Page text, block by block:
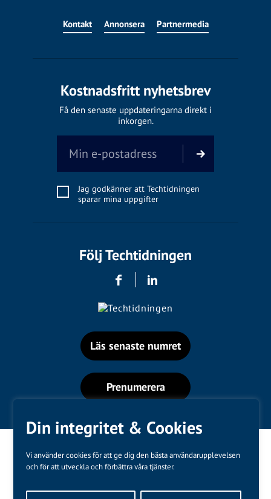
Din integritet & Cookies
Vi använder cookies för att ge dig den bästa användarupplevelsen
och för att utveckla och förbättra våra tjänster.
Kontakt Annonsera Partnermedia
Kostnadsfritt nyhetsbrev
Få den senaste uppdateringarna direkt i
inkorgen.
Jag godkänner att Techtidningen
sparar mina uppgifter
Följ Techtidningen
Läs senaste numret
Prenumerera